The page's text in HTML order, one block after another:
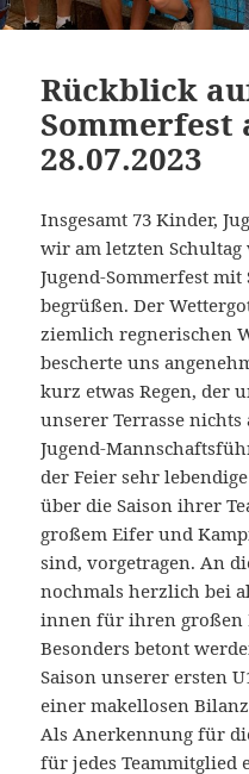
Rückblick
Sommerfest
28.07.2023
Insgesamt 73 Kinder,
wir am letzten
Jugend-Sommerfest
begrüßen. Der
ziemlich regnerischen
bescherte uns
kurz etwas Regen, der
unserer Terrasse
Jugend-
der Feier sehr
über die Saison ihrer
großem Eifer und
sind, vorgetragen. An
nochmals herzlich bei
innen für ihren großen
Besonders betont
Saison unserer ersten
einer makellosen
Als Anerkennung für
für jedes Teammitglied